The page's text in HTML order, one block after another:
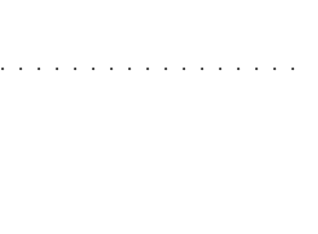
・・・・・・・・・・・・・・・・